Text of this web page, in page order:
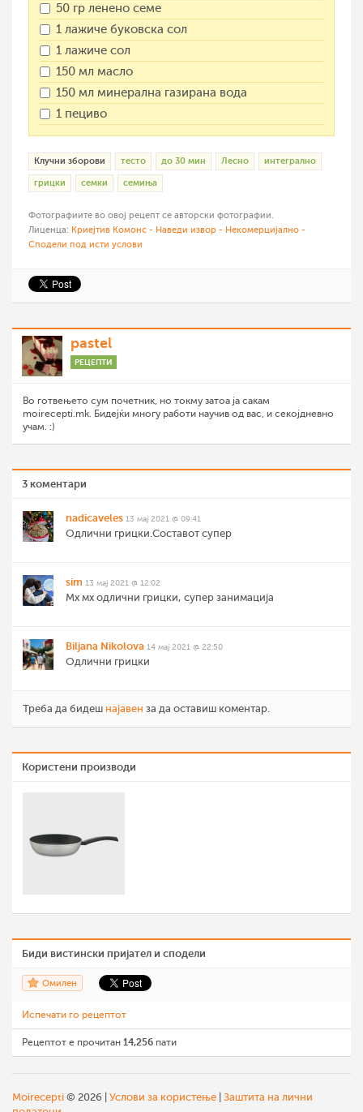
50 гр ленено семе
1 лажиче буковска сол
1 лажиче сол
150 мл масло
150 мл минерална газирана вода
1 пециво
Клучни зборови тесто до 30 мин Лесно интегрално
грицки семки семиња
Фотографиите во овој рецепт се авторски фотографии.
Лиценца: Криејтив Комонс - Наведи извор - Некомерцијално -
Сподели под исти услови
pastel
РЕЦЕПТИ
Во готвењето сум почетник, но токму затоа ја сакам
moirecepti.mk. Бидејќи многу работи научив од вас, и секојдневно
учам. :)
3 коментари
nadicaveles 13 мај 2021 @ 09:41
Одлични грицки.Составот супер
sim 13 мај 2021 @ 12:02
Мх мх одлични грицки, супер занимација
Biljana Nikolova 14 мај 2021 @ 22:50
Одлични грицки
Треба да бидеш најавен за да оставиш коментар.
Користени производи
Биди вистински пријател и сподели
Омилен
Испечати го рецептот
Рецептот е прочитан 14,256 пати
Moirecepti © 2026 | Услови за користење | Заштита на лични